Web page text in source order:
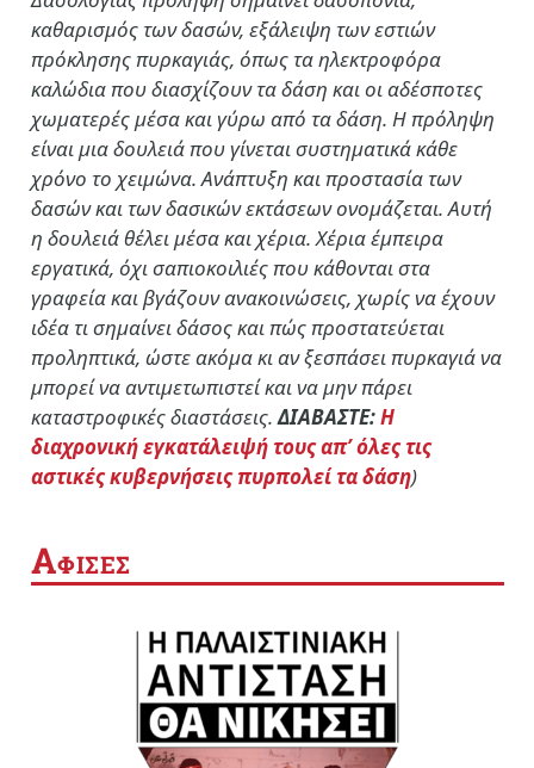
καθαρισμός των δασών, εξάλειψη των εστιών
πρόκλησης πυρκαγιάς, όπως τα ηλεκτροφόρα
καλώδια που διασχίζουν τα δάση και οι αδέσποτες
χωματερές μέσα και γύρω από τα δάση. Η πρόληψη
είναι μια δουλειά που γίνεται συστηματικά κάθε
χρόνο το χειμώνα. Ανάπτυξη και προστασία των
δασών και των δασικών εκτάσεων ονομάζεται. Αυτή
η δουλειά θέλει μέσα και χέρια. Χέρια έμπειρα
εργατικά, όχι σαπιοκοιλιές που κάθονται στα
γραφεία και βγάζουν ανακοινώσεις, χωρίς να έχουν
ιδέα τι σημαίνει δάσος και πώς προστατεύεται
προληπτικά, ώστε ακόμα κι αν ξεσπάσει πυρκαγιά να
μπορεί να αντιμετωπιστεί και να μην πάρει
καταστροφικές διαστάσεις.ΔΙΑΒΑΣΤΕ:Η
διαχρονική εγκατάλειψή τους απ’ όλες τις
αστικές κυβερνήσεις πυρπολεί τα δάση)
ΑΦΙΣΕΣ